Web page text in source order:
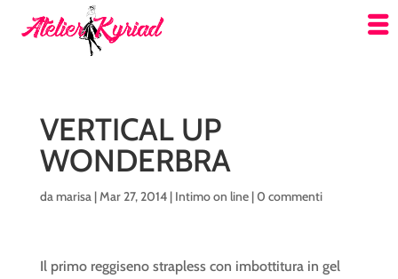
VERTICAL UP
WONDERBRA
damarisa|Mar 27, 2014| Intimo on line|0 commenti
Il primo reggiseno strapless con imbottitura in gel